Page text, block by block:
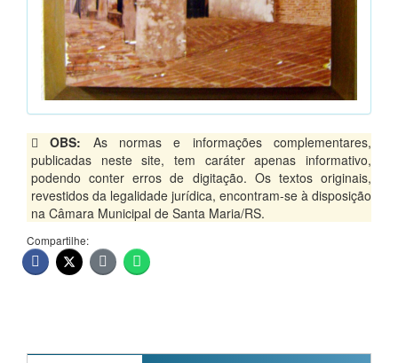
OBS: As normas e informações complementares,
publicadas neste site, tem caráter apenas informativo,
podendo conter erros de digitação. Os textos originais,
revestidos da legalidade jurídica, encontram-se à disposição
na Câmara Municipal de Santa Maria/RS.
Compartilhe: